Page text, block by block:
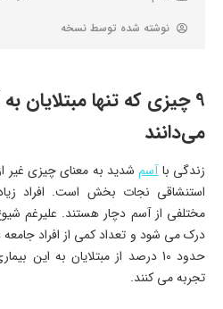
نوشته شده توسط نسخه
9 چیزی که تنها مبتلایان
می‌دانند
زندگی باآسمشدید به معنای چیزی غیر
استنشاقی نجات بخش است. افراد
مختلفی از آسم دچار هستند. علیرغم
درک می شود و تعداد کمی از افراد
حدود 10 درصد از مبتلایان به
تجربه می کنند.